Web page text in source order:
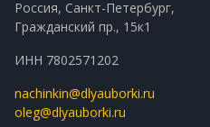
Россия, Санкт-Петербург,
Гражданский пр., 15к1
ИНН 7802571202
nachinkin@dlyauborki.ru
oleg@dlyauborki.ru